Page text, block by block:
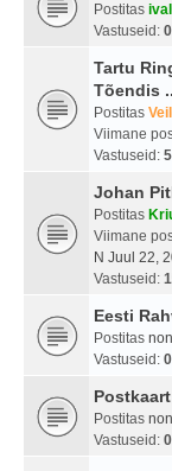
Postitas
Vastuseid: 0
Tartu
Tõendis
Postitas
Viimane
Vastuseid: 5
Johan
Postitas
Viimane
N Juul 22,
Vastuseid:
Eesti
Postitas
Vastuseid: 0
Postitas
Vastuseid: 0